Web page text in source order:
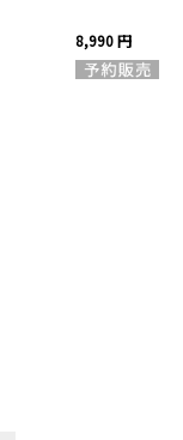
8,990 円